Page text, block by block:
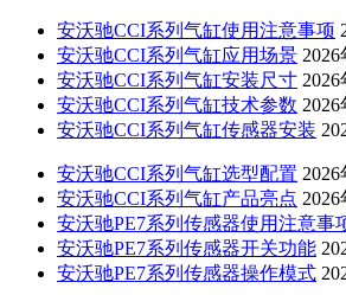
安沃驰CCI系列气缸使用注意事项
安沃驰CCI系列气缸应用场景 2026
安沃驰CCI系列气缸安装尺寸 2026
安沃驰CCI系列气缸技术参数 2026
安沃驰CCI系列气缸传感器安装
安沃驰CCI系列气缸选型配置 2026
安沃驰CCI系列气缸产品亮点 2026
安沃驰PE7系列传感器使用注意事
安沃驰PE7系列传感器开关功能
安沃驰PE7系列传感器操作模式